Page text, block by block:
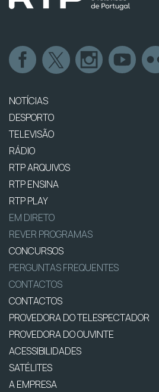
NOTÍCIAS
DESPORTO
TELEVISÃO
RÁDIO
RTP ARQUIVOS
RTP ENSINA
RTP PLAY
EM DIRETO
REVER PROGRAMAS
CONCURSOS
PERGUNTAS FREQUENTES
CONTACTOS
CONTACTOS
PROVEDORA DO TELESPECTADOR
PROVEDORA DO OUVINTE
ACESSIBILIDADES
SATÉLITES
A EMPRESA